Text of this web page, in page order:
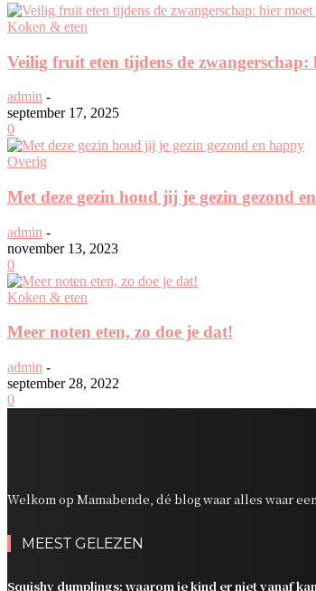
Koken & eten
Veilig fruit eten tijdens de zwangerschap:
admin -
september 17, 2025
0
Overig
Met deze gezin houd jij je gezin gezond
admin -
november 13, 2023
0
Koken & eten
Meer noten eten, zo doe je dat!
admin -
september 28, 2022
0
Welkom op Mamabende, dé blog waar alles waar
MEEST GELEZEN
Squishy dumplings: waarom je kind er niet vanaf